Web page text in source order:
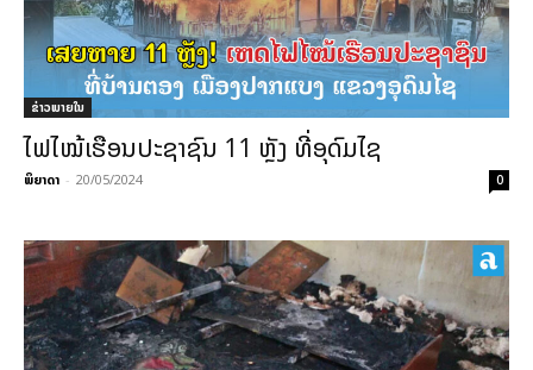
ຂ່າວພາຍ​ໃນ
ໄຟໄໝ້ເຮືອນປະຊາຊົນ 11 ຫຼັງ ທີ່ອຸດົມໄຊ
ພິຍາດາ - 20/05/2024 0